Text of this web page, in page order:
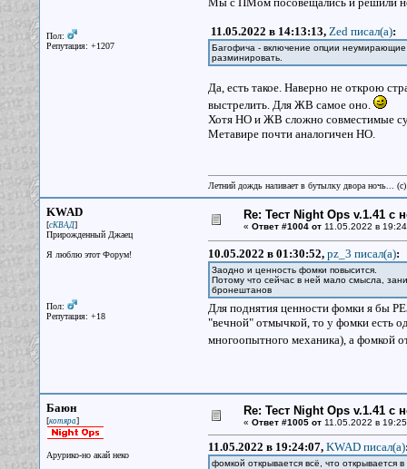
Пол:
Репутация: +1207
11.05.2022 в 14:13:13, Zed писал(a):
Багофича - включение опции
разминировать.
Да, есть такое. Наверно не открою
выстрелить. Для ЖВ самое оно.
Хотя НО и ЖВ сложно совместимые
Метавире почти аналогичен НО.
Летний дождь наливает в бутылку двора ночь...
KWAD
[сКВАД]
Прирожденный Джаец
Я люблю этот Форум!
Пол:
Репутация: +18
Re: Тест Night Ops v.1.41 с
« Ответ #1004 от11.05.2022 в
10.05.2022 в 01:30:52, pz_3 писал(a):
Заодно и ценность фомки повысится.
Потому что сейчас в ней мало смысла,
бронештанов
Для поднятия ценности фомки я бы
"вечной" отмычкой, то у фомки есть
многоопытного механика), а фомкой
Баюн
[котяра]
Арурико-но акай неко
Re: Тест Night Ops v.1.41 с
« Ответ #1005 от11.05.2022 в
11.05.2022 в 19:24:07, KWAD писал(a)
фомкой открывается всё, что открывается